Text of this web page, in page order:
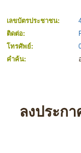
เลขบัตรประชาชน:
ติดต่อ:
โทรศัพย์:
คำค้น:
ลงประกา